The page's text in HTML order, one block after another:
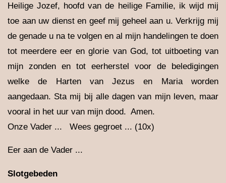
Heilige Jozef, hoofd van de heilige Familie, ik wijd mij
toe aan uw dienst en geef mij geheel aan u. Verkrijg mij
de genade u na te volgen en al mijn handelingen te doen
tot meerdere eer en glorie van God, tot uitboeting van
mijn zonden en tot eerherstel voor de beledigingen
welke de Harten van Jezus en Maria worden
aangedaan. Sta mij bij alle dagen van mijn leven, maar
vooral in het uur van mijn dood. Amen.
Onze Vader ... Wees gegroet ... (10x)
Eer aan de Vader ...
Slotgebeden